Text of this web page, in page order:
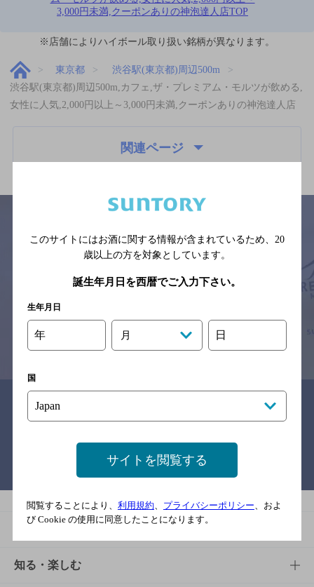
3,000円未満,クーポンありの神泡達人店TOP
※店舗によりハイボール取り扱い銘柄が異なります。
東京都
渋谷駅(東京都)周辺500m
渋谷駅(東京都)周辺500m,カフェ,ザ・プレミアム・モルツが飲める,
女性に人気,2,000円以上～3,000円未満,クーポンありの神泡達人店
関連ページ
サイトマップ ご意見・ご感想 利用規約
※それぞれのお店のメニューや営業時間などの掲載情報については、
予告なしに変更されることがありますので、
情報提供：ぐるなび
バー検索サイト［BAR-NAVI］
商品TOP
知る・楽しむ
このサイトにはお酒に関する情報が含まれているため、 20
歳以上の方を対象としています。
誕生年月日を西暦でご入力下さい。
生年月日
年 月 日
国
サイトを閲覧する
閲覧することにより、 利用規約 プライバシーポリシー 、およ
び Cookie の使用に同意したことになります。